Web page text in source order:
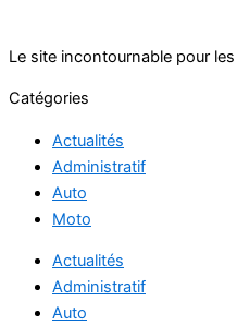
Le site incontournable pour
Catégories
Actualités
Administratif
Auto
Moto
Actualités
Administratif
Auto